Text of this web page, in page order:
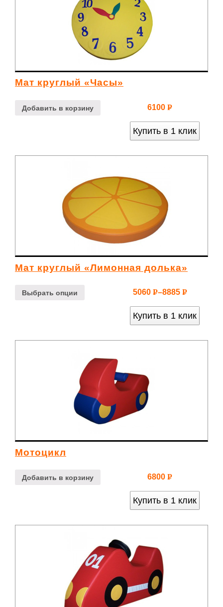
Мат круглый «Часы»
Добавить в корзину 6100 Р
Купить в 1 клик
Мат круглый «Лимонная долька»
Выбрать опции 5060 Р–8885 Р
Купить в 1 клик
Мотоцикл
Добавить в корзину 6800 Р
Купить в 1 клик